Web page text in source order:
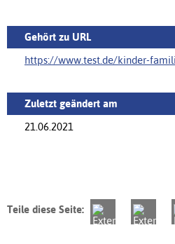
Gehört zu URL
https://www.test.de/kinder-
Zuletzt geändert am
21.06.2021
Teile diese Seite: